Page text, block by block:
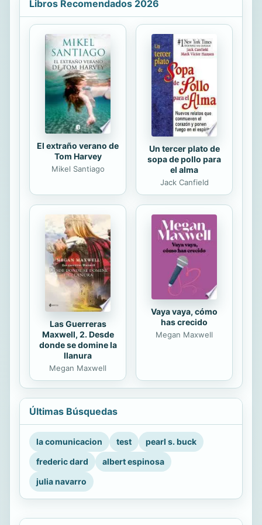
MIRANDO ESTRELLAS (título que
hace referencia a los testimonios
más antiguos de esta actividad del
hombre sobre la Tierra) aborda los
asuntos del cosmos que sin duda
llaman más la atracción del lector
actual: la composición y el origen del
universo, los agujeros negros, el
comportamiento ...
Libros Recomendados 2026
El extraño verano de
Tom Harvey
Mikel Santiago
Un tercer plato de
sopa de pollo para
el alma
Jack Canfield
Las Guerreras
Maxwell, 2. Desde
donde se domine la
llanura
Megan Maxwell
Vaya vaya, cómo
has crecido
Megan Maxwell
Últimas Búsquedas
la comunicacion test
pearl s. buck
frederic dard
albert espinosa
julia navarro